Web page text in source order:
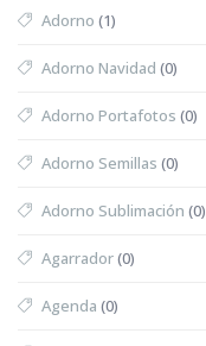
Adorno (1)
Adorno Navidad (0)
Adorno Portafotos (0)
Adorno Semillas (0)
Adorno Sublimación (0)
Agarrador(0)
Agenda (0)